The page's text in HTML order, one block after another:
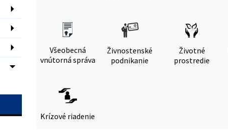
Všeobecná
vnútorná správa
Živnostenské
podnikanie
Životné
prostredie
Krízové riadenie